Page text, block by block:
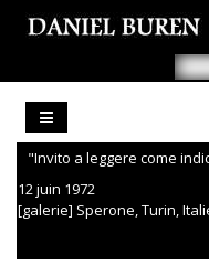
"Invito a leggere come
12 juin 1972
[galerie] Sperone, Turin,